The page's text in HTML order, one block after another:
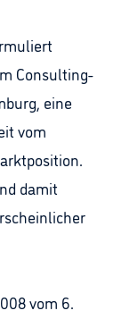
Consulting-
eine
vom
damit
vom 6.